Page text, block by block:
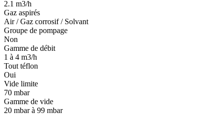
2.1 m3/h
Gaz aspirés
Air / Gaz corrosif / Solvant
Groupe de pompage
Non
Gamme de débit
1 à 4 m3/h
Tout téflon
Oui
Vide limite
70 mbar
Gamme de vide
20 mbar à 99 mbar